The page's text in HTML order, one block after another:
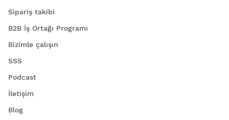
Sipariş takibi
B2B İş Ortağı Programı
Bizimle çalışın
SSS
Podcast
İletişim
Blog